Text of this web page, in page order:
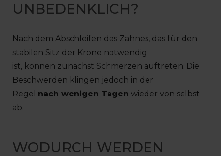
UNBEDENKLICH?
Nach dem Abschleifen des Zahnes, das für den
stabilen Sitz der Krone notwendig
ist, können zunächst Schmerzen auftreten. Die
Beschwerden klingen jedoch in der
Regel nach wenigen Tagen wieder von selbst
ab.
WODURCH WERDEN